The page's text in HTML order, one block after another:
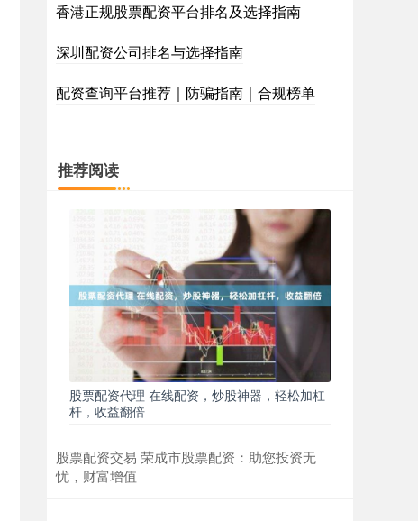
香港正规股票配资平台排名及选择指南
深圳配资公司排名与选择指南
配资查询平台推荐｜防骗指南｜合规榜单
推荐阅读
股票配资代理 在线配资，炒股神器，轻松加杠
杆，收益翻倍
股票配资交易 荣成市股票配资：助您投资无
忧，财富增值